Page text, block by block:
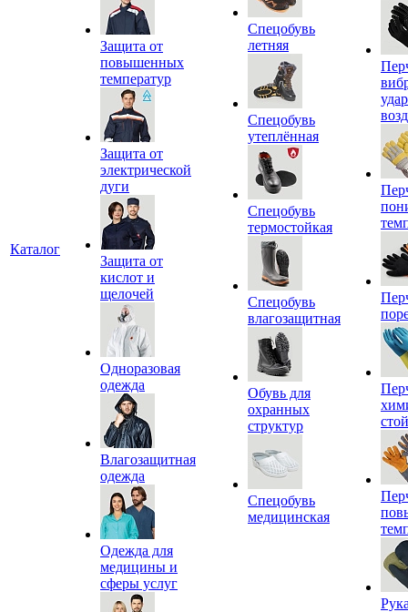
Каталог
Защита от
повышенных
температур
Защита от
электрической
дуги
Защита от
кислот и
щелочей
Одноразовая
одежда
Влагозащитная
одежда
Одежда для
медицины и
сферы услуг
Спецобувь
летняя
Спецобувь
утеплённая
Спецобувь
термостойкая
Спецобувь
влагозащитная
Обувь для
охранных
структур
Спецобувь
медицинская